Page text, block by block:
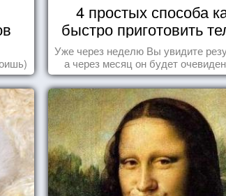
4 простых способа
быстро приготовить
морю
Уже через неделю Вы увидите
а через месяц он будет
всех!